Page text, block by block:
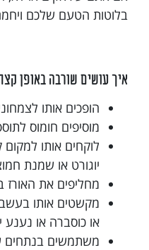
בלוטות הטעם שלכם
איך עושים שורבה באופן
הופכים אותו
מוסיפים חומוס
לוקחים אותו
יוגורט או שמנת
מחליפים את האורז
מקשטים אותו בעשבי
או כוסברה או נענע
משתמשים בנתחים